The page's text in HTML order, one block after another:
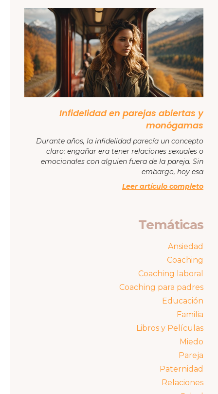
Infidelidad en parejas abiertas y
monógamas
Durante años, la infidelidad parecía un concepto
claro: engañar era tener relaciones sexuales o
emocionales con alguien fuera de la pareja. Sin
embargo, hoy esa
Leer artículo completo
Temáticas
Ansiedad
Coaching
Coaching laboral
Coaching para padres
Educación
Familia
Libros y Películas
Miedo
Pareja
Paternidad
Relaciones